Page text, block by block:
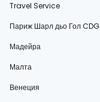
Travel Service
Париж Шарл дьо Гол CDG
Мадейра
Малта
Венеция